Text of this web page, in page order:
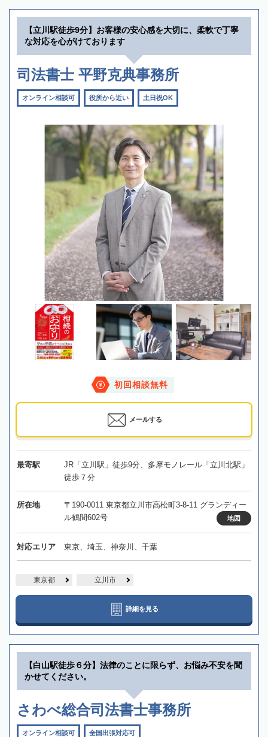
【立川駅徒歩9分】お客様の安心感を大切に、柔軟で丁寧
な対応を心がけております
司法書士 平野克典事務所
オンライン相談可 役所から近い 土日祝OK
初回相談無料
メールする
最寄駅
JR「立川駅」徒歩9分、多摩モノレール「立川北駅」
徒歩７分
所在地
〒190-0011 東京都立川市高松町3-8-11 グランディー
ル鶴間602号
地図
対応エリア 東京、埼玉、神奈川、千葉
東京都 立川市
詳細を見る
【白山駅徒歩６分】法律のことに限らず、お悩み不安を聞
かせてください。
さわべ総合司法書士事務所
オンライン相談可 全国出張対応可